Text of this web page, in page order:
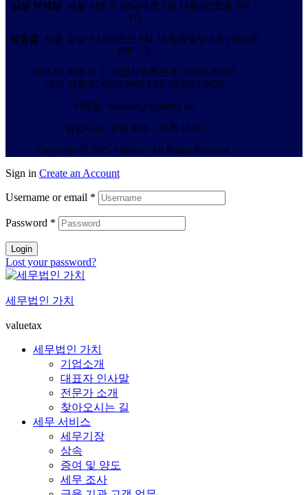
삼성 WM점 : 서울 서초구 강남대로 535 14층 (반포동 707 –
11)
성동점 : 서울 강남구 테헤란로 8길 33 청원빌딩 3층 (역삼동
828 – 5)
대표자: 이호석 ㅣ 사업자등록번호 757-87-01557
대표 전화 02-6952-0665 FAX 02-6952-0070
이메일: valuetax@superbiz.tax
영업시간: 오전 9:00 – 오후 18:00
Copyright ⓒ 2025 Valuetax. All Rights Reserved.
Sign in Create an Account
Username or email *
Password *
Login
Lost your password?
세무법인 가치
valuetax
세무법인 가치
기업소개
대표자 인사말
전문가 소개
찾아오시는 길
세무 서비스
세무기장
상속
증여 및 양도
세무 조사